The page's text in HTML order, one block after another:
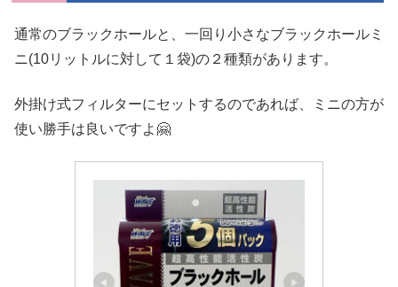
通常のブラックホールと、一回り小さなブラックホールミ
ニ(10リットルに対して１袋)の２種類があります。
外掛け式フィルターにセットするのであれば、ミニの方が
使い勝手は良いですよ🤗